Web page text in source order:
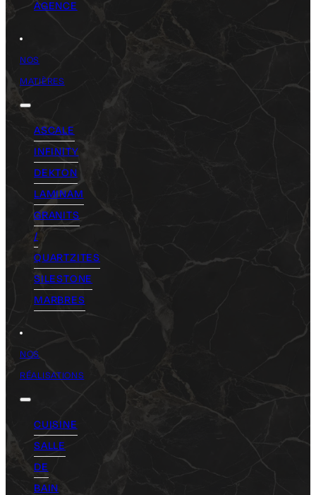
AGENCE
NOS
MATIÈRES
ASCALE
INFINITY
DEKTON
LAMINAM
GRANITS
/
QUARTZITES
SILESTONE
MARBRES
NOS
RÉALISATIONS
CUISINE
SALLE
DE
BAIN